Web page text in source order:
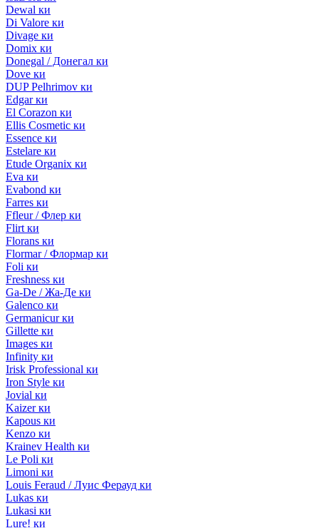
Dewal ки
Di Valore ки
Divage ки
Domix ки
Donegal / Донегал ки
Dove ки
DUP Pelhrimov ки
Edgar ки
El Corazon ки
Ellis Cosmetic ки
Essence ки
Estelare ки
Etude Organix ки
Eva ки
Evabond ки
Farres ки
Ffleur / Флер ки
Flirt ки
Florans ки
Flormar / Флормар ки
Foli ки
Freshness ки
Ga-De / Жа-Де ки
Galenco ки
Germanicur ки
Gillette ки
Images ки
Infinity ки
Irisk Professional ки
Iron Style ки
Jovial ки
Kaizer ки
Kapous ки
Kenzo ки
Krainev Health ки
Le Poli ки
Limoni ки
Louis Feraud / Луис Ферауд ки
Lukas ки
Lukasi ки
Lure! ки